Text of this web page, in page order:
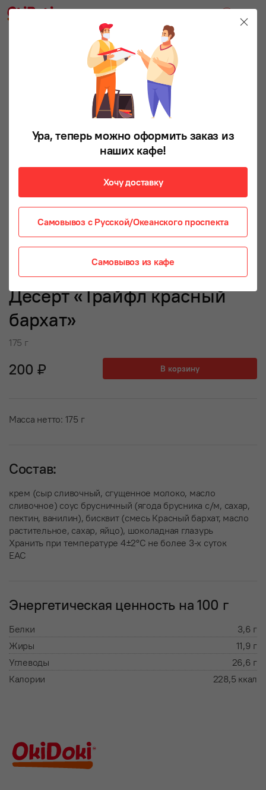
Десерт «Трайфл красный
бархат»
175 г
200 ₽ В корзину
Масса нетто: 175 г
Состав:
крем (сыр сливочный, сгущенное молоко, масло
сливочное) соус брусничный (ягода брусника с/м, сахар,
пектин, ванилин), бисквит (смесь Красный бархат, масло
растительное, сахар, яйцо), шоколадная глазурь
Хранить при температуре 4±2°С не более 3-х суток
EAC
Энергетическая ценность на 100 г
Белки
3,6 г
Жиры
11,9 г
Углеводы
26,6 г
Калории
228,5 ккал
Ура, теперь можно оформить заказ из
наших кафе!
Хочу доставку
Самовывоз с Русской/Океанского проспекта
Самовывоз из кафе